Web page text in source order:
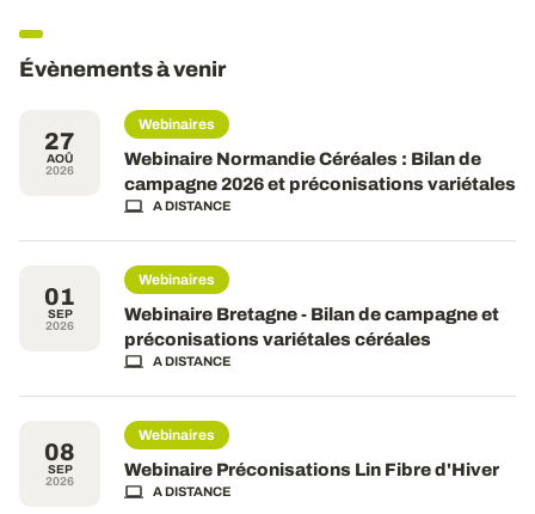
Évènements à venir
27
AOÛ
2026
Webinaires
Webinaire Normandie Céréales : Bilan de
campagne 2026 et préconisations variétales
A DISTANCE
01
SEP
2026
Webinaires
Webinaire Bretagne - Bilan de campagne et
préconisations variétales céréales
A DISTANCE
08
SEP
2026
Webinaires
Webinaire Préconisations Lin Fibre d'Hiver
A DISTANCE